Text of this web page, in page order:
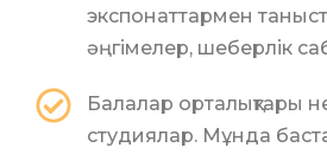
экспонаттармен
әңгімелер, шеберлік
Балалар орталықтары
студиялар. Мұнда